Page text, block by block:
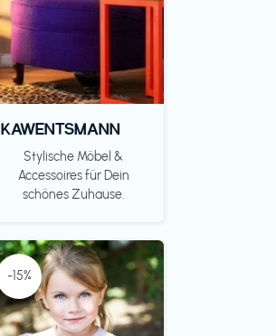
KAWENTSMANN
Stylische Möbel &
Accessoires für Dein
schönes Zuhause.
-15%